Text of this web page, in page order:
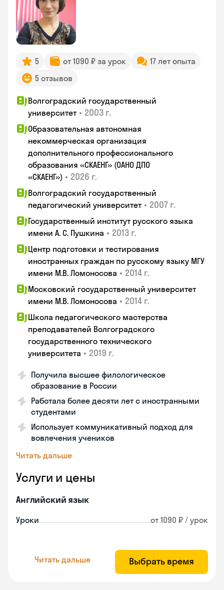
5 от 1090 ₽ за урок
17 лет опыта
5 отзывов
Волгоградский государственный
университет • 2003 г.
Образовательная автономная
некоммерческая организация
дополнительного профессионального
образования «СКАЕНГ» (ОАНО ДПО
«СКАЕНГ») • 2026 г.
Волгоградский государственный
педагогический университет • 2007 г.
Государственный институт русского языка
имени А. С. Пушкина • 2013 г.
Центр подготовки и тестирования
иностранных граждан по русскому языку МГУ
имени М.В. Ломоносова • 2014 г.
Московский государственный университет
имени М.В. Ломоносова • 2014 г.
Школа педагогического мастерства
преподавателей Волгоградского
государственного технического
университета • 2019 г.
Получила высшее филологическое
образование в России
Работала более десяти лет с иностранными
студентами
Использует коммуникативный подход для
вовлечения учеников
Читать дальше
Услуги и цены
Английский язык
Уроки от 1090 ₽ / урок
Читать дальше Выбрать время